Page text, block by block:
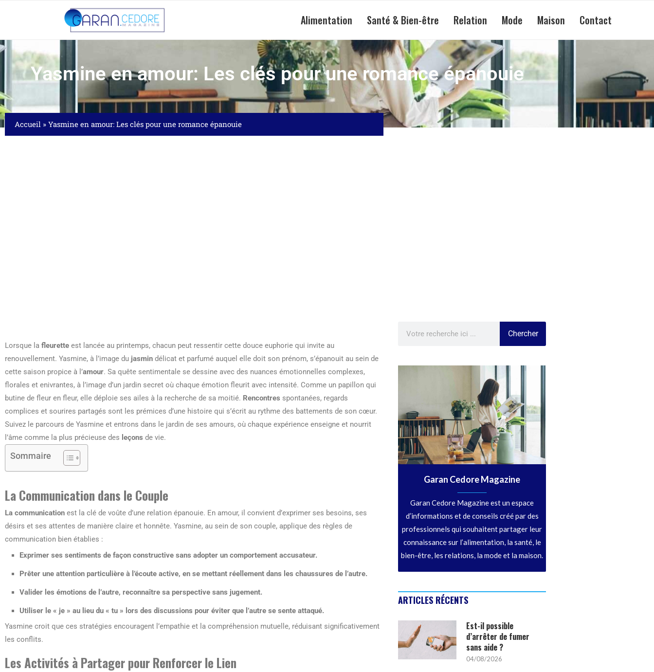
Alimentation Santé & Bien-être Relation Mode Maison Contact
Yasmine en amour: Les clés pour une romance épanouie
Accueil » Yasmine en amour: Les clés pour une romance épanouie
Lorsque la fleurette est lancée au printemps, chacun peut ressentir cette douce euphorie qui invite au
renouvellement. Yasmine, à l’image du jasmin délicat et parfumé auquel elle doit son prénom, s’épanouit au sein de
cette saison propice à l’amour. Sa quête sentimentale se dessine avec des nuances émotionnelles complexes,
florales et enivrantes, à l’image d’un jardin secret où chaque émotion fleurit avec intensité. Comme un papillon qui
butine de fleur en fleur, elle déploie ses ailes à la recherche de sa moitié. Rencontres spontanées, regards
complices et sourires partagés sont les prémices d’une histoire qui s’écrit au rythme des battements de son cœur.
Suivez le parcours de Yasmine et entrons dans le jardin de ses amours, où chaque expérience enseigne et nourrit
l’âme comme la plus précieuse des leçons de vie.
Sommaire
La Communication dans le Couple
La communication est la clé de voûte d’une relation épanouie. En amour, il convient d’exprimer ses besoins, ses
désirs et ses attentes de manière claire et honnête. Yasmine, au sein de son couple, applique des règles de
communication bien établies :
Exprimer ses sentiments de façon constructive sans adopter un comportement accusateur.
Prêter une attention particulière à l’écoute active, en se mettant réellement dans les chaussures de l’autre.
Valider les émotions de l’autre, reconnaître sa perspective sans jugement.
Utiliser le « je » au lieu du « tu » lors des discussions pour éviter que l’autre se sente attaqué.
Yasmine croit que ces stratégies encouragent l’empathie et la compréhension mutuelle, réduisant significativement
les conflits.
Les Activités à Partager pour Renforcer le Lien
Chercher
Garan Cedore Magazine
Garan Cedore Magazine est un espace
d’informations et de conseils créé par des
professionnels qui souhaitent partager leur
connaissance sur l’alimentation, la santé, le
bien-être, les relations, la mode et la maison.
ARTICLES RÉCENTS
Est-il possible
d’arrêter de fumer
sans aide ?
04/08/2026